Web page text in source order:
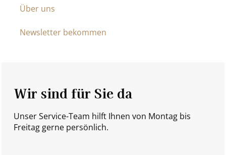
Über uns
Newsletter bekommen
Wir sind für Sie da
Unser Service-Team hilft Ihnen von Montag bis
Freitag gerne persönlich.